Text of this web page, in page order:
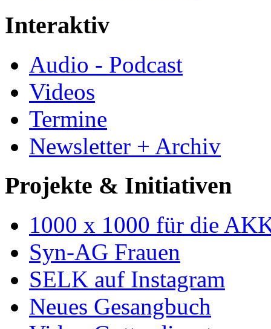
Interaktiv
Audio - Podcast
Videos
Termine
Newsletter + Archiv
Projekte & Initiativen
1000 x 1000 für die
Syn-AG Frauen
SELK auf Instagram
Neues Gesangbuch